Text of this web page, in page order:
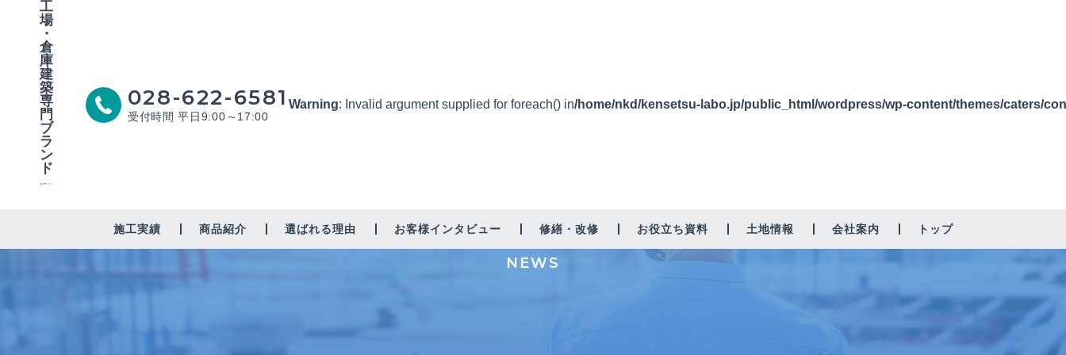
工
場
・
倉
庫
建
築
専
門
ブ
ラ
ン
ド
028-622-6581
受付時間 平日9:00～17:00
Warning: Invalid argument supplied for foreach() in/home/nkd/kensetsu-labo.jp/public_html/wordpress/wp-content/themes/caters/
施工実績 商品紹介 選ばれる理由 お客様インタビュー 修繕・改修
増築・リノベーション
お役立ち資料 土地情報 会社案内 トップ
新着情報
NEWS